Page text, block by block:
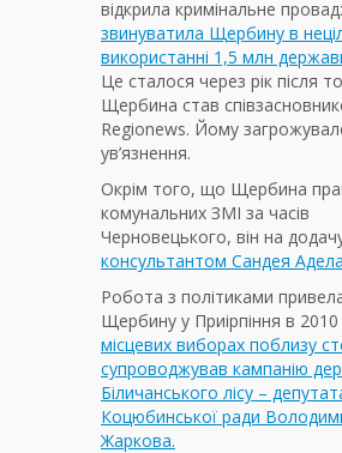
відкрила кримінальне
звинуватила Щербину в
використанні 1,5 млн
Це сталося через рік після
Щербина став
Regionews. Йому
ув’язнення.
Окрім того, що Щербина
комунальних ЗМІ за часів
Черновецького, він на
консультантом Сандея
Робота з політиками
Щербину у Приірпіння в 2010
місцевих виборах поблизу
супроводжував кампанію
Біличанського лісу –
Коцюбинської ради
Жаркова.